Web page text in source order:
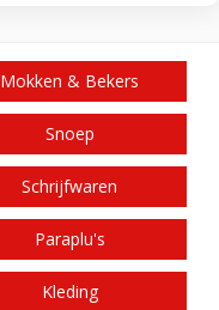
Mokken & Bekers
Snoep
Schrijfwaren
Paraplu's
Kleding